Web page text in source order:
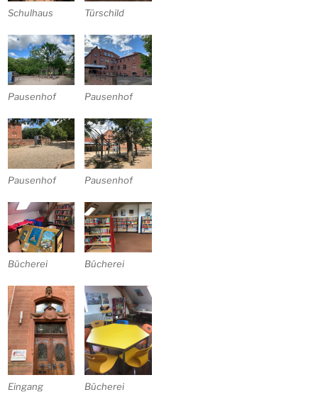
Schulhaus Türschild
Pausenhof Pausenhof
Pausenhof Pausenhof
Bücherei Bücherei
Eingang Bücherei